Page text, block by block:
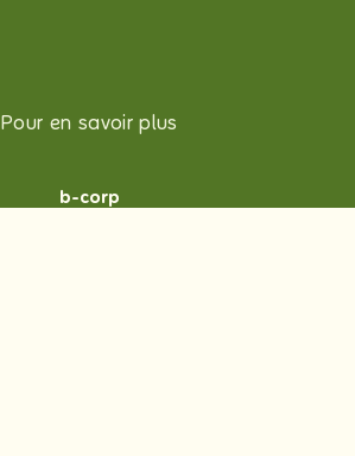
Pour en savoir plus
b-corp